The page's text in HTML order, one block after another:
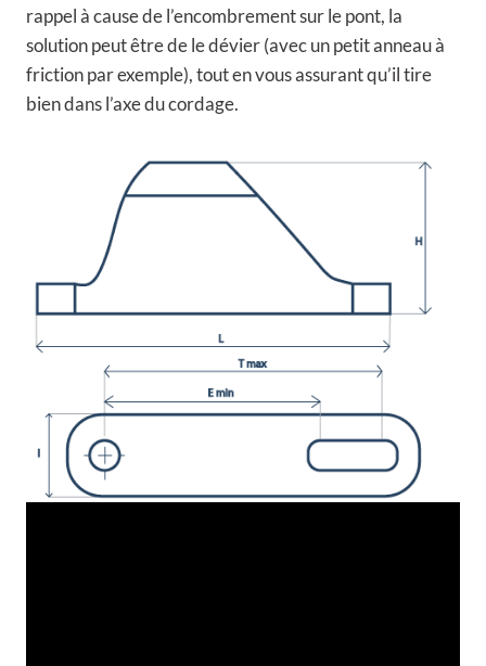
rappel à cause de l’encombrement sur le pont, la
solution peut être de le dévier (avec un petit anneau à
friction par exemple), tout en vous assurant qu’il tire
bien dans l’axe du cordage.